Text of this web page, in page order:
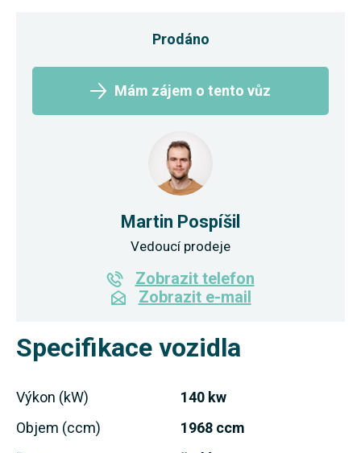
Specifikace vozidla
Výkon (kW)
140 kw
Objem (ccm)
1968 ccm
Prodáno
Mám zájem o tento vůz
Martin Pospíšil
Vedoucí prodeje
Zobrazit telefon
Zobrazit e-mail